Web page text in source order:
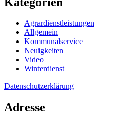
Agrardienstleistungen
Allgemein
Kommunalservice
Neuigkeiten
Video
Winterdienst
Datenschutzerklärung
Adresse